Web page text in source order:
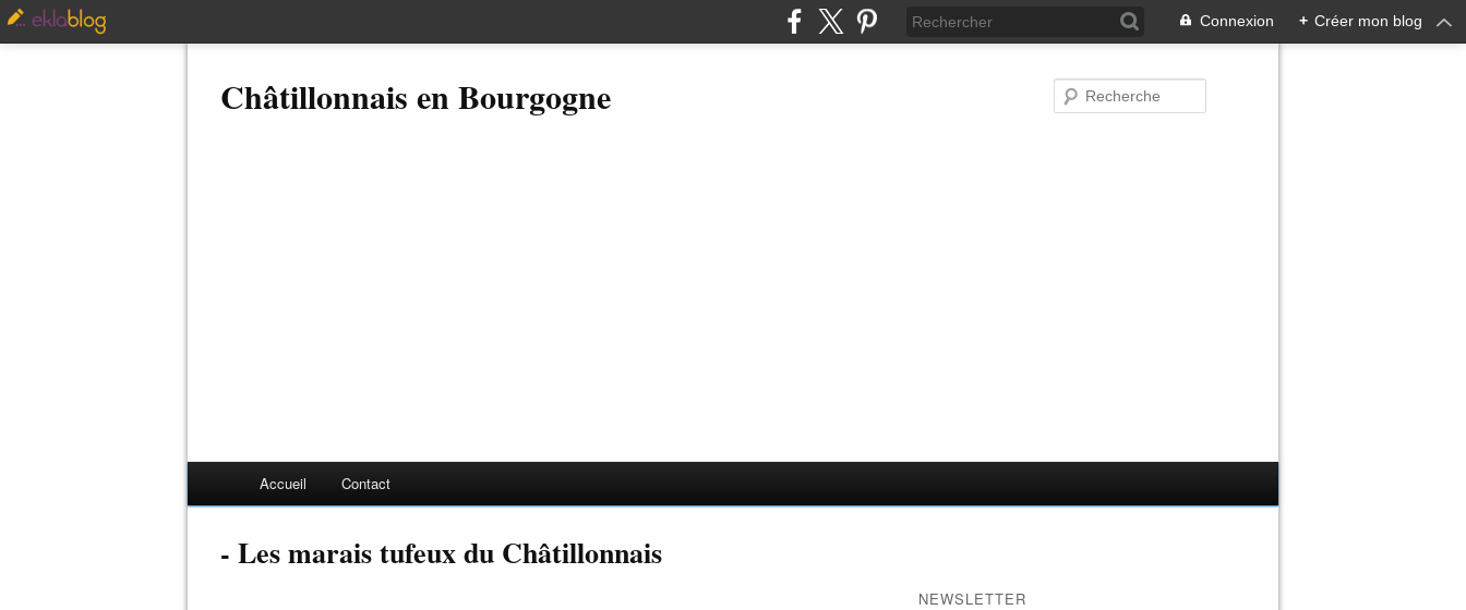
Connexion + Créer mon blog
Châtillonnais en Bourgogne
Accueil Contact
- Les marais tufeux du Châtillonnais
NEWSLETTER